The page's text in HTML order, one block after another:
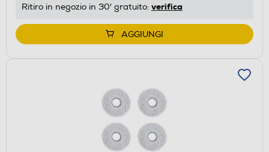
Ritiro in negozio in 30' gratuito: verifica
AGGIUNGI